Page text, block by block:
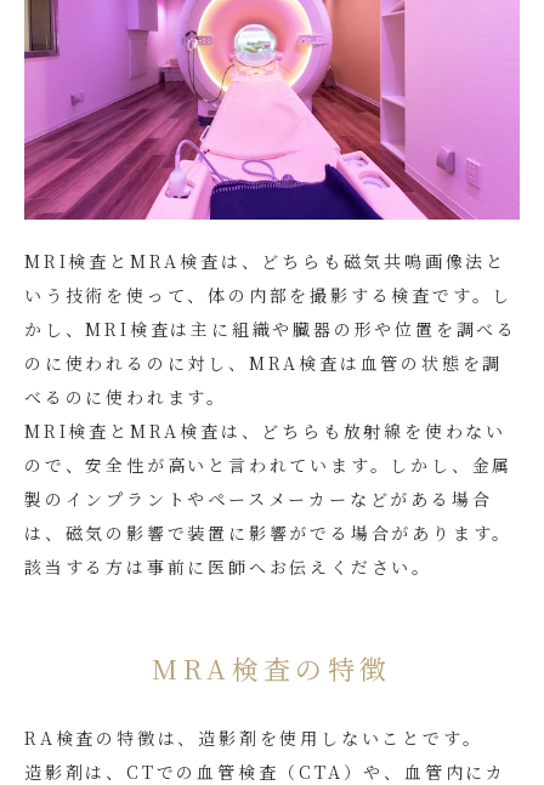
MRI検査とMRA検査は、どちらも磁気共鳴画像法と
いう技術を使って、体の内部を撮影する検査です。し
かし、MRI検査は主に組織や臓器の形や位置を調べる
のに使われるのに対し、MRA検査は血管の状態を調
べるのに使われます。
MRI検査とMRA検査は、どちらも放射線を使わない
ので、安全性が高いと言われています。しかし、金属
製のインプラントやペースメーカーなどがある場合
は、磁気の影響で装置に影響がでる場合があります。
該当する方は事前に医師へお伝えください。
MRA検査の特徴
RA検査の特徴は、造影剤を使用しないことです。
造影剤は、CTでの血管検査（CTA）や、血管内にカ